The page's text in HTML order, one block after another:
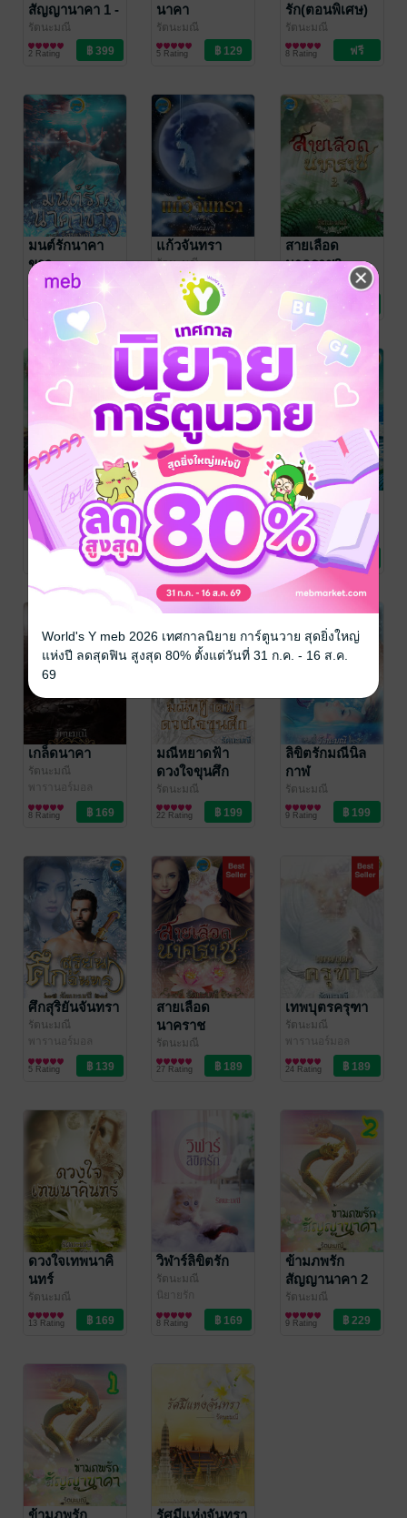
สัญญานาคา 1 -
2
รัตนะมณี
นิยายรัก
2 Rating
นาคา
รัตนะมณี
พารานอร์มอล
โรมานซ์
5 Rating
รัก(ตอนพิเศษ)
รัตนะมณี
นิยายโรมานซ์
8 Rating
มนต์รักนาคา
ขาว
รัตนะมณี
นิยายโรมานซ์
7 Rating
แก้วจันทรา
รัตนะมณี
พารานอร์มอล
โรมานซ์
10 Rating
สายเลือด
นาคราช2
รัตนะมณี
พารานอร์มอล
โรมานซ์
8 Rating
นาคราชซ่อนรัก
รัตนะมณี
พารานอร์มอล
โรมานซ์
เล่ห์รักนาคี
รัตนะมณี
นิยายโรมานซ์
10 Rating
ตามรักนาคราช
รัตนะมณี
พารานอร์มอล
โรมานซ์
11 Rating
เกล็ดนาคา
รัตนะมณี
พารานอร์มอล
โรมานซ์
8 Rating
มณีหยาดฟ้า
ดวงใจขุนศึก
รัตนะมณี
พารานอร์มอล
โรมานซ์
22 Rating
ลิขิตรักมณีนิล
กาฬ
รัตนะมณี
พารานอร์มอล
โรมานซ์
9 Rating
ศึกสุริยันจันทรา
รัตนะมณี
พารานอร์มอล
โรมานซ์
5 Rating
สายเลือด
นาคราช
รัตนะมณี
พารานอร์มอล
โรมานซ์
27 Rating
เทพบุตรครุฑา
รัตนะมณี
พารานอร์มอล
โรมานซ์
24 Rating
ดวงใจเทพนาคิ
นทร์
รัตนะมณี
นิยายรัก
13 Rating
วิฬาร์ลิขิตรัก
รัตนะมณี
นิยายรัก
8 Rating
ข้ามภพรัก
สัญญานาคา 2
รัตนะมณี
นิยายรัก
9 Rating
ข้ามภพรัก รัศมีแห่งจันทรา
World's Y meb 2026 เทศกาลนิยาย การ์ตูนวาย สุดยิ่งใหญ่
แห่งปี ลดสุดฟิน สูงสุด 80% ตั้งแต่วันที่ 31 ก.ค. - 16 ส.ค.
69